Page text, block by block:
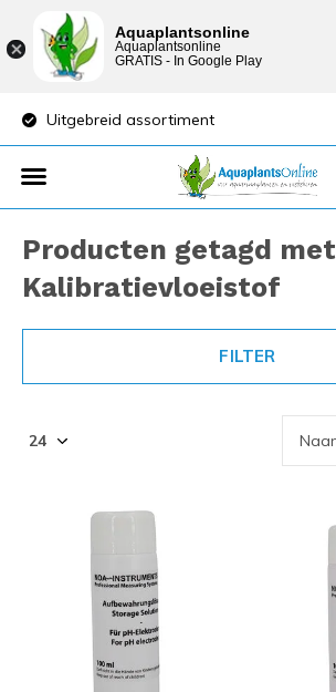
Uitgebreid assortiment
Producten getagd met
Kalibratievloeistof
FILTER
Aquaplantsonline
Aquaplantsonline
GRATIS - In Google Play